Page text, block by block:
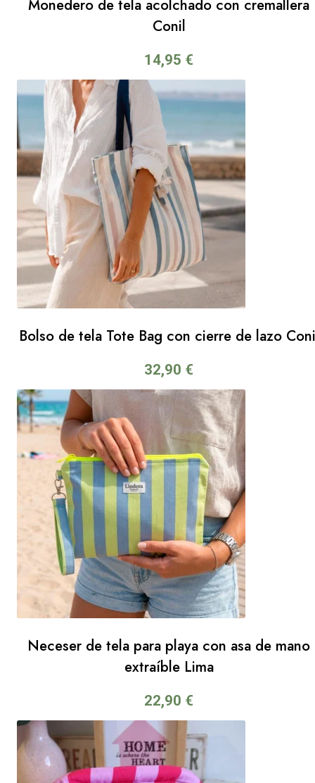
Monedero de tela acolchado con cremallera
Conil
14,95 €
Bolso de tela Tote Bag con cierre de lazo
32,90 €
Neceser de tela para playa con asa de mano
extraíble Lima
22,90 €